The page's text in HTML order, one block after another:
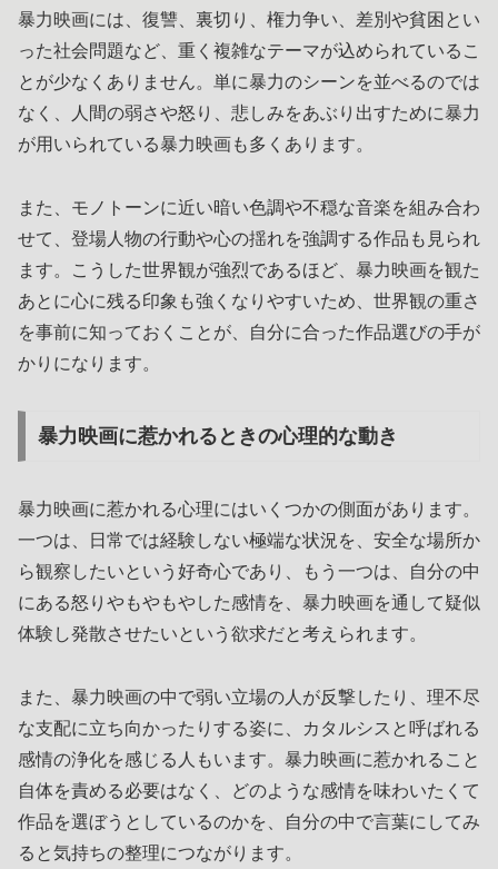
暴力映画には、復讐、裏切り、権力争い、差別や貧困とい
った社会問題など、重く複雑なテーマが込められているこ
とが少なくありません。単に暴力のシーンを並べるのでは
なく、人間の弱さや怒り、悲しみをあぶり出すために暴力
が用いられている暴力映画も多くあります。
また、モノトーンに近い暗い色調や不穏な音楽を組み合わ
せて、登場人物の行動や心の揺れを強調する作品も見られ
ます。こうした世界観が強烈であるほど、暴力映画を観た
あとに心に残る印象も強くなりやすいため、世界観の重さ
を事前に知っておくことが、自分に合った作品選びの手が
かりになります。
暴力映画に惹かれるときの心理的な動き
暴力映画に惹かれる心理にはいくつかの側面があります。
一つは、日常では経験しない極端な状況を、安全な場所か
ら観察したいという好奇心であり、もう一つは、自分の中
にある怒りやもやもやした感情を、暴力映画を通して疑似
体験し発散させたいという欲求だと考えられます。
また、暴力映画の中で弱い立場の人が反撃したり、理不尽
な支配に立ち向かったりする姿に、カタルシスと呼ばれる
感情の浄化を感じる人もいます。暴力映画に惹かれること
自体を責める必要はなく、どのような感情を味わいたくて
作品を選ぼうとしているのかを、自分の中で言葉にしてみ
ると気持ちの整理につながります。